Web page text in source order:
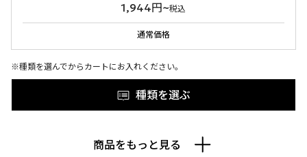
1,944円~税込
通常価格
※種類を選んでからカートにお入れください。
種類を選ぶ
商品をもっと見る